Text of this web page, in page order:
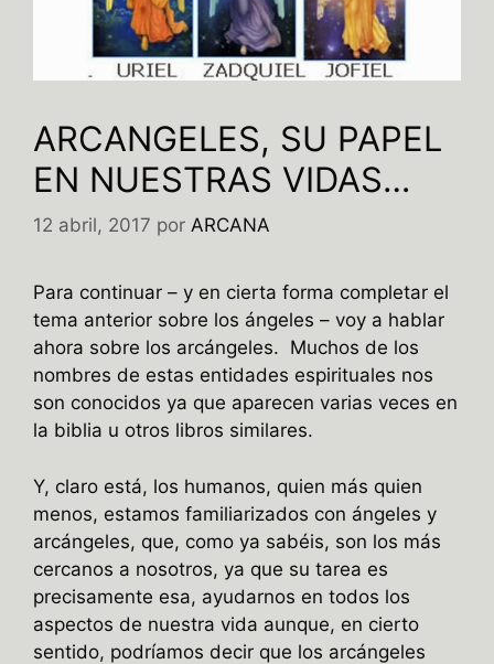
ARCANGELES, SU PAPEL
EN NUESTRAS VIDAS…
12 abril, 2017 por ARCANA
Para continuar – y en cierta forma completar el
tema anterior sobre los ángeles – voy a hablar
ahora sobre los arcángeles. Muchos de los
nombres de estas entidades espirituales nos
son conocidos ya que aparecen varias veces en
la biblia u otros libros similares.
Y, claro está, los humanos, quien más quien
menos, estamos familiarizados con ángeles y
arcángeles, que, como ya sabéis, son los más
cercanos a nosotros, ya que su tarea es
precisamente esa, ayudarnos en todos los
aspectos de nuestra vida aunque, en cierto
sentido, podríamos decir que los arcángeles